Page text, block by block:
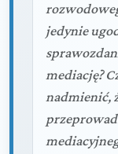
jedynie
mediację?
nadmienić,